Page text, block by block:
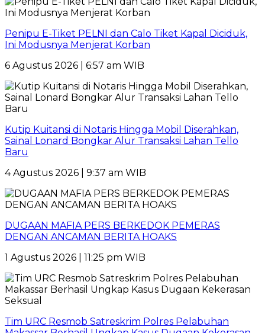
Penipu E-Tiket PELNI dan Calo Tiket Kapal Diciduk,
Ini Modusnya Menjerat Korban
6 Agustus 2026 | 6:57 am WIB
Kutip Kuitansi di Notaris Hingga Mobil Diserahkan,
Sainal Lonard Bongkar Alur Transaksi Lahan Tello
Baru
4 Agustus 2026 | 9:37 am WIB
DUGAAN MAFIA PERS BERKEDOK PEMERAS
DENGAN ANCAMAN BERITA HOAKS
1 Agustus 2026 | 11:25 pm WIB
Tim URC Resmob Satreskrim Polres Pelabuhan